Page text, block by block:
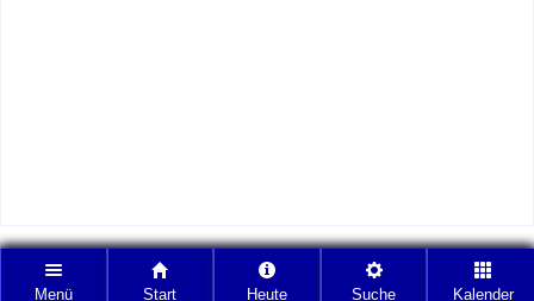
Menü Start Heute Suche Kalender